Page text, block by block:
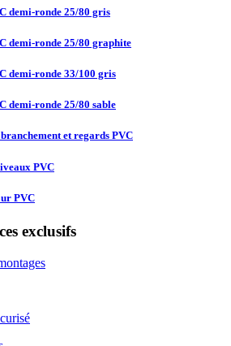
demi-ronde 25/80 gris
demi-ronde 25/80 graphite
demi-ronde 33/100 gris
demi-ronde 25/80 sable
branchement et regards PVC
PVC
PVC
exclusifs